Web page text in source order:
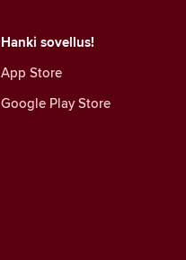
Hanki sovellus!
App Store
Google Play Store